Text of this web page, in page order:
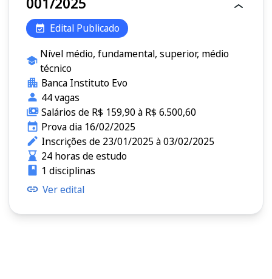
Edital Publicado
Nível médio, fundamental, superior, médio
técnico
Banca Instituto Evo
44 vagas
Salários de R$ 159,90 à R$ 6.500,60
Prova dia 16/02/2025
Inscrições de 23/01/2025 à 03/02/2025
24 horas de estudo
1 disciplinas
Ver edital